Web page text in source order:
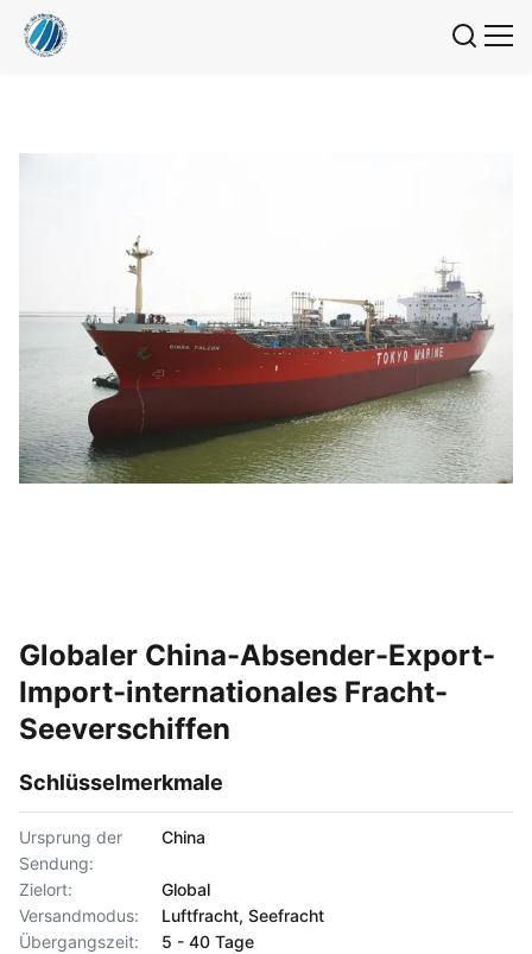
Globaler China-Absender-Export-
Import-internationales Fracht-
Seeverschiffen
Schlüsselmerkmale
Ursprung der
Sendung:
China
Zielort:
Global
Versandmodus:
Luftfracht, Seefracht
Übergangszeit:
5 - 40 Tage